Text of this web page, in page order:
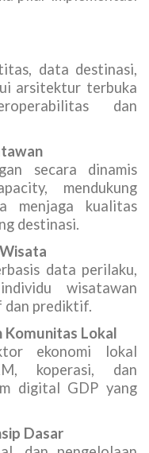
data destinasi,
arsitektur terbuka
dan
secara dinamis
mendukung
menjaga kualitas
destinasi.
data perilaku,
wisatawan
dan prediktif.
Komunitas Lokal
ekonomi lokal
koperasi, dan
digital GDP yang
Dasar